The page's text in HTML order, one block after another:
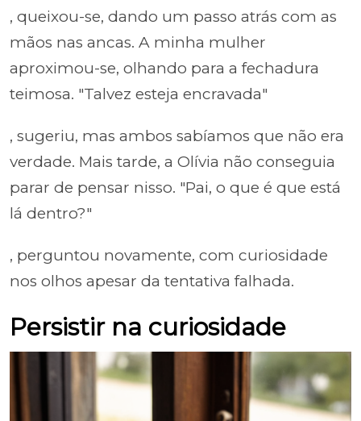
, queixou-se, dando um passo atrás com as
mãos nas ancas. A minha mulher
aproximou-se, olhando para a fechadura
teimosa. "Talvez esteja encravada"
, sugeriu, mas ambos sabíamos que não era
verdade. Mais tarde, a Olívia não conseguia
parar de pensar nisso. "Pai, o que é que está
lá dentro?"
, perguntou novamente, com curiosidade
nos olhos apesar da tentativa falhada.
Persistir na curiosidade